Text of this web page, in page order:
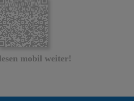
mobil weiter!